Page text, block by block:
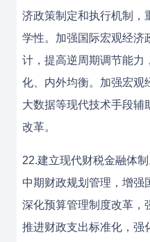
济政策制定和执行机制，
学性。加强国际宏观经济
计，提高逆周期调节能力
化、内外均衡。加强宏观
大数据等现代技术手段辅
改革。
22.建立现代财税金融体
中期财政规划管理，增强
深化预算管理制度改革，
推进财政支出标准化，强